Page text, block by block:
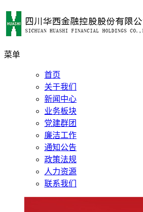
菜单
首页
关于我们
新闻中心
业务板块
党建群团
廉洁工作
通知公告
政策法规
人力资源
联系我们